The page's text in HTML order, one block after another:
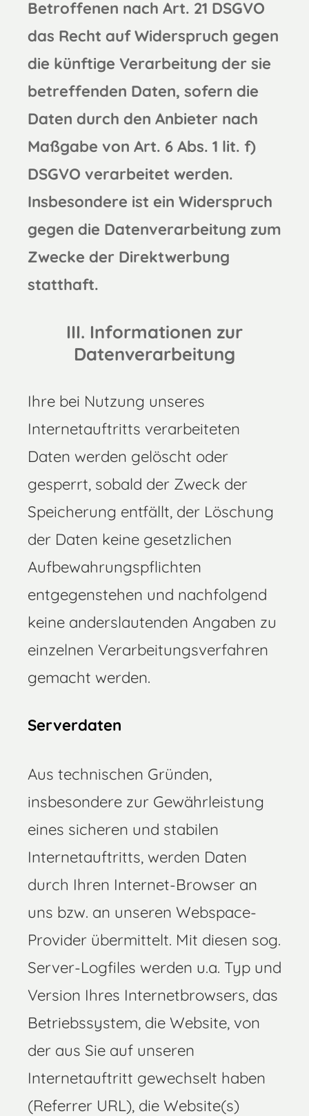
Betroffenen nach Art. 21 DSGVO
das Recht auf Widerspruch gegen
die künftige Verarbeitung der sie
betreffenden Daten, sofern die
Daten durch den Anbieter nach
Maßgabe von Art. 6 Abs. 1 lit. f)
DSGVO verarbeitet werden.
Insbesondere ist ein Widerspruch
gegen die Datenverarbeitung zum
Zwecke der Direktwerbung
statthaft.
III. Informationen zur
Datenverarbeitung
Ihre bei Nutzung unseres
Internetauftritts verarbeiteten
Daten werden gelöscht oder
gesperrt, sobald der Zweck der
Speicherung entfällt, der Löschung
der Daten keine gesetzlichen
Aufbewahrungspflichten
entgegenstehen und nachfolgend
keine anderslautenden Angaben zu
einzelnen Verarbeitungsverfahren
gemacht werden.
Serverdaten
Aus technischen Gründen,
insbesondere zur Gewährleistung
eines sicheren und stabilen
Internetauftritts, werden Daten
durch Ihren Internet-Browser an
uns bzw. an unseren Webspace-
Provider übermittelt. Mit diesen sog.
Server-Logfiles werden u.a. Typ und
Version Ihres Internetbrowsers, das
Betriebssystem, die Website, von
der aus Sie auf unseren
Internetauftritt gewechselt haben
(Referrer URL), die Website(s)